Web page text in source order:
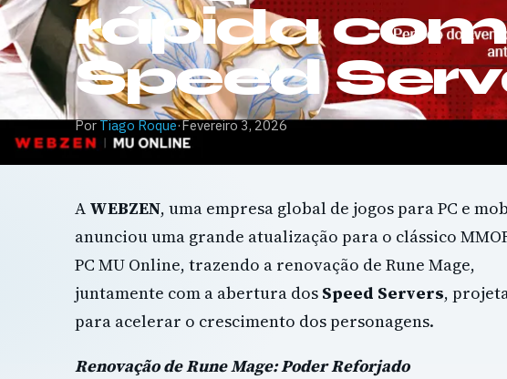
rápida
Speed
PorTiago Roque·Fevereiro 3, 2026
A WEBZEN, uma empresa global de jogos para PC e
anunciou uma grande atualização para o clássico
PC MU Online, trazendo a renovação de Rune Mage,
juntamente com a abertura dos Speed Servers,
para acelerar o crescimento dos personagens.
Renovação de Rune Mage: Poder Reforjado